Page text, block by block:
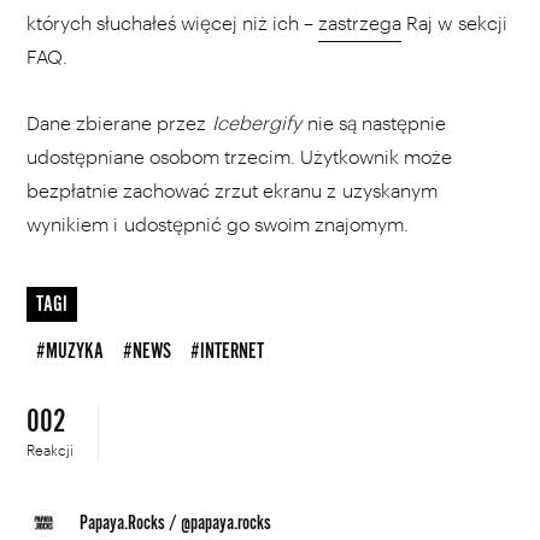
których słuchałeś więcej niż ich – zastrzega Raj w sekcji
FAQ.
Dane zbierane przez Icebergify nie są następnie
udostępniane osobom trzecim. Użytkownik może
bezpłatnie zachować zrzut ekranu z uzyskanym
wynikiem i udostępnić go swoim znajomym.
TAGI
#MUZYKA #NEWS #INTERNET
002
Reakcji
Papaya.Rocks /@papaya.rocks